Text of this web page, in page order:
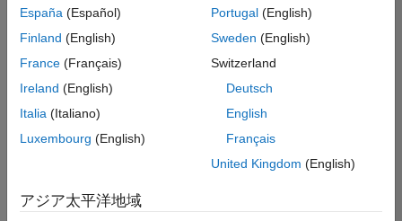
部
人
情
は
翻
れ
España (Español)
Finland (English)
France (Français)
Ireland (English)
Italia (Italiano)
Luxembourg (English)
Portugal(English)
Sweden (English)
Switzerland
Deutsch
English
Français
United Kingdom (English)
アジア太平洋地域